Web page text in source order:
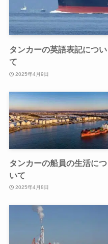
タンカーの英語表記につい
て
2025年4月9日
タンカーの船員の生活につ
いて
2025年4月8日